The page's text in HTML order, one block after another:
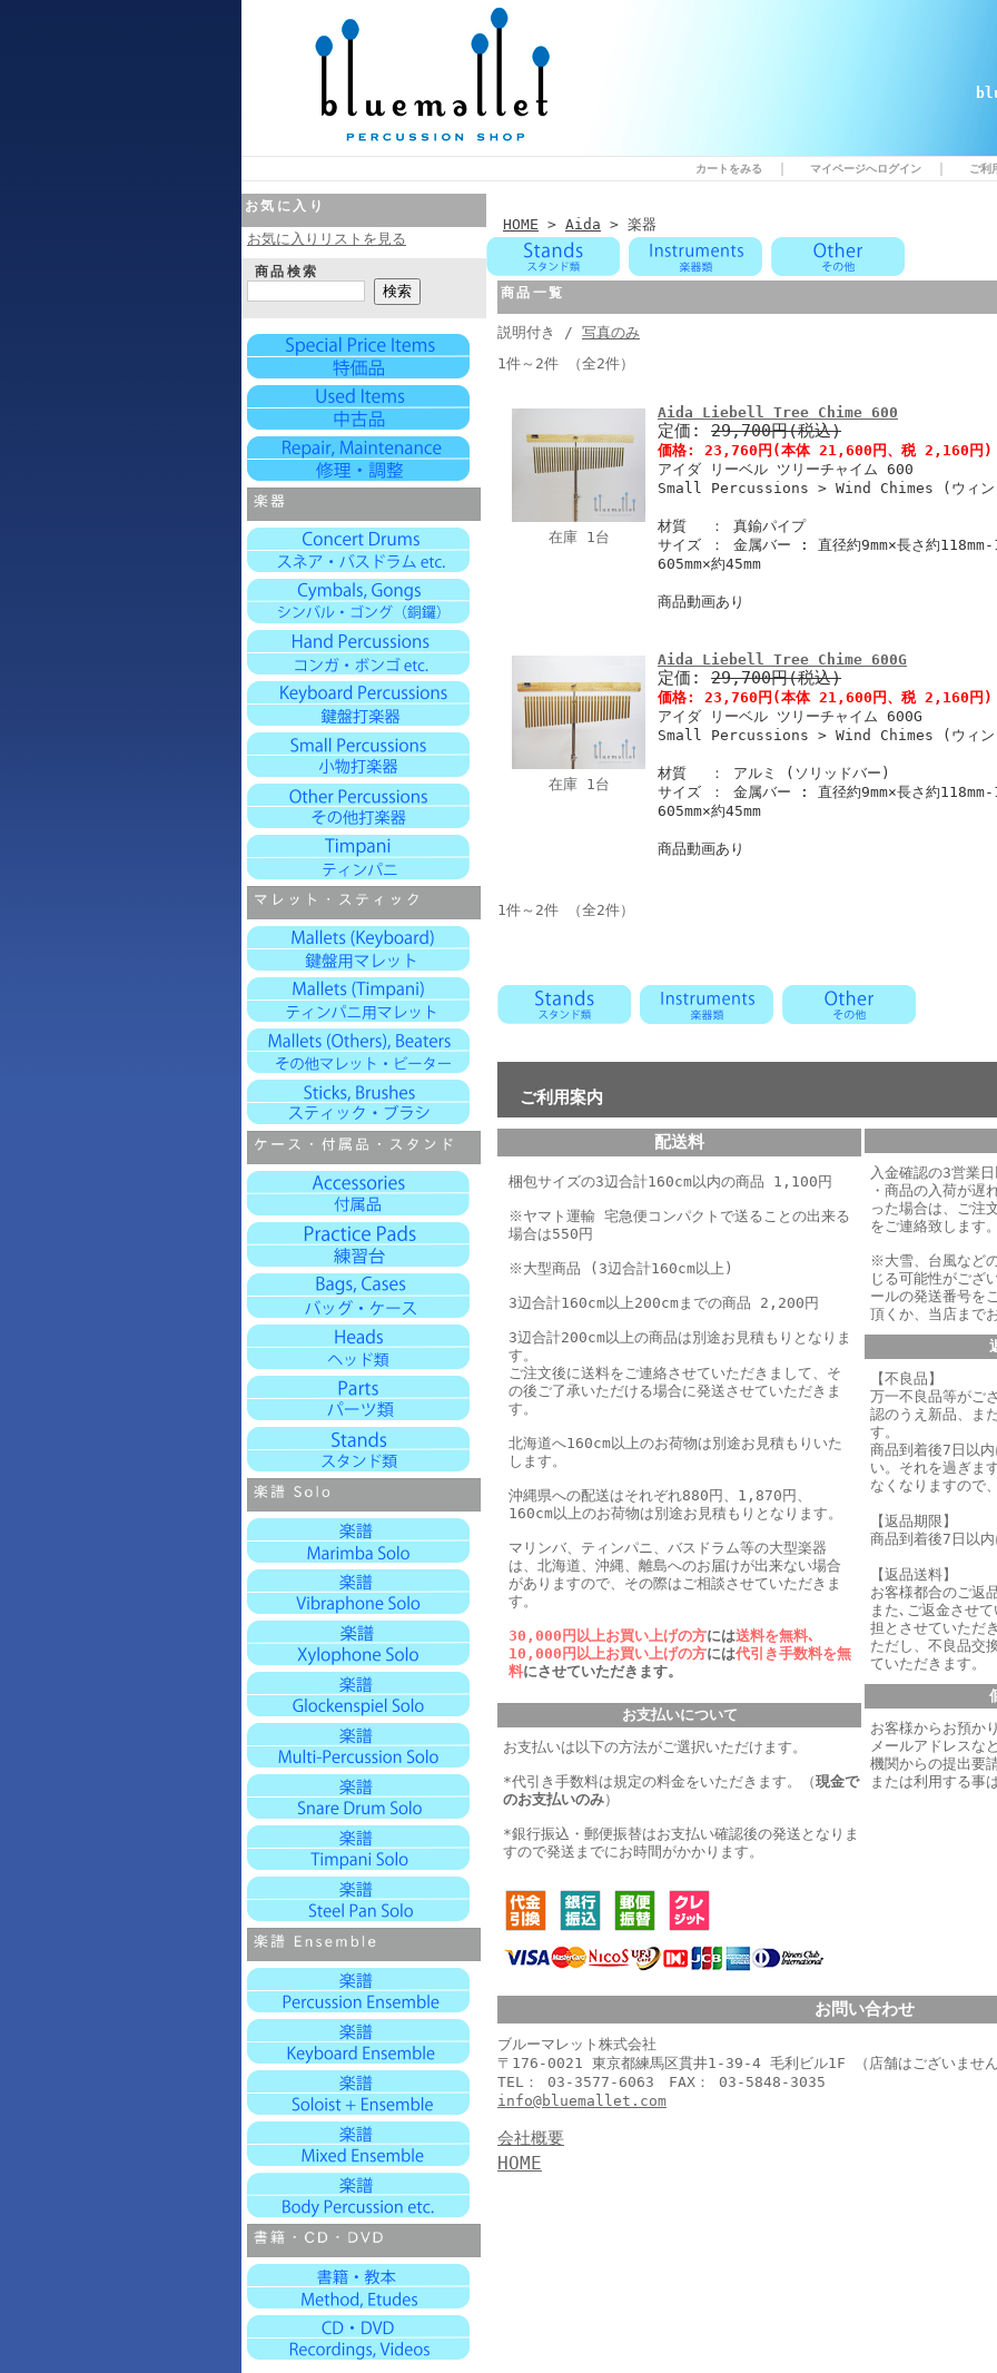
カートをみる マイページへログイン ご利
お気に入り
お気に入りリストを見る
商品検索
HOME > Aida > 楽器
商品一覧
説明付き / 写真のみ
1件～2件 （全2件）
在庫 1台
Aida Liebell Tree Chime 600
定価: 29,700円(税込)
価格: 23,760円 (本体 21,600円、税 2,160円)
アイダ リーベル ツリーチャイム 600
Small Percussions > Wind Chimes (ウィン
材質 ： 真鍮パイプ
サイズ ： 金属バー : 直径約9mm×長さ約
605mm×約45mm
商品動画あり
在庫 1台
Aida Liebell Tree Chime 600G
定価: 29,700円(税込)
価格: 23,760円 (本体 21,600円、税 2,160円)
アイダ リーベル ツリーチャイム 600G
Small Percussions > Wind Chimes (ウィン
材質 ： アルミ (ソリッドバー)
サイズ ： 金属バー : 直径約9mm×長さ約
605mm×約45mm
商品動画あり
1件～2件 （全2件）
ご利用案内
配送料
梱包サイズの3辺合計160cm以内の商品 1,100円
※ヤマト運輸 宅急便コンパクトで送ることの出来る
場合は550円
※大型商品 (3辺合計160cm以上)
3辺合計160cm以上200cmまでの商品 2,200円
3辺合計200cm以上の商品は別途お見積もりとなりま
す。
ご注文後に送料をご連絡させていただきまして、そ
の後ご了承いただける場合に発送させていただきま
す。
北海道へ160cm以上のお荷物は別途お見積もりいた
します。
沖縄県への配送はそれぞれ880円、1,870円、
160cm以上のお荷物は別途お見積もりとなります。
マリンバ、ティンパニ、バスドラム等の大型楽器
は、北海道、沖縄、離島へのお届けが出来ない場合
がありますので、その際はご相談させていただきま
す。
30,000円以上お買い上げの方には送料を無料､
10,000円以上お買い上げの方には代引き手数料を無
料にさせていただきます。
お支払いについて
お支払いは以下の方法がご選択いただけます。
*代引き手数料は規定の料金をいただきます。 （現金で
のお支払いのみ）
*銀行振込・郵便振替はお支払い確認後の発送となりま
すので発送までにお時間がかかります。
入金確認の3営業
・商品の入荷が遅
った場合は、 ご注
をご連絡致します
※大雪、台風など
じる可能性がござ
ールの発送番号を
頂くか、当店まで
【不良品】
万一不良品等がご
認のうえ新品、ま
す。
商品到着後7日以
い。それを過ぎま
なくなりますので
【返品期限】
商品到着後7日以
【返品送料】
お客様都合のご返
また､ご返金させ
担とさせていただ
ただし、不良品交
ていただきます。
お客様からお預か
メールアドレスな
機関からの提出要
または利用する事
お問い合わせ
ブルーマレット株式会社
〒176-0021 東京都練馬区貫井1-39-4 毛利ビル1F （店舗はございませ
TEL： 03-3577-6063 FAX： 03-5848-3035
info@bluemallet.com
会社概要
HOME